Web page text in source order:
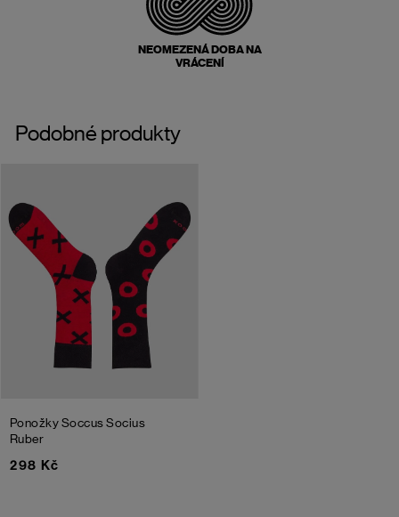
NEOMEZENÁ DOBA NA
VRÁCENÍ
Podobné produkty
Ponožky Soccus Socius
Ruber
298 Kč